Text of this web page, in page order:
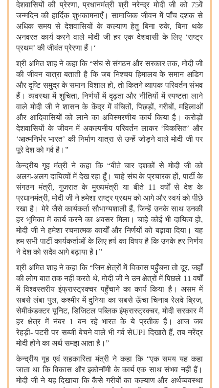
देशवासियों की प्रेरणा, प्रधानमंत्री श्री नरेन्द्र मोदी जी को 75वें
जन्मदिन की हार्दिक शुभकामनाएँ। सामाजिक जीवन में पाँच दशक से
अधिक समय से देशवासियों के कल्याण हेतु बिना रुके, बिना थके
अनवरत कार्य करने वाले मोदी जी हर एक देशवासी के लिए ‘राष्ट्र
प्रथम’ की जीवंत प्रेरणा हैं।‘
श्री अमित शाह ने कहा कि “संघ से संगठन और सरकार तक, मोदी जी
की जीवन यात्रा बताती है कि जब निश्चय हिमालय के समान अडिग
और दृष्टि समुद्र के समान विशाल हो, तो कितने व्यापक परिवर्तन संभव
हैं। व्यवस्था में शुचिता, निर्णयों में दृढ़ता और नीतियों में स्पष्टता लाने
वाले मोदी जी ने शासन के केंद्र में वंचितों, पिछड़ों, गरीबों, महिलाओं
और आदिवासियों को लाने का अविस्मरणीय कार्य किया है। करोड़ों
देशवासियों के जीवन में अकल्पनीय परिवर्तन लाकर ‘विकसित’ और
‘आत्मनिर्भर भारत’ की निर्माण यात्रा से उन्हें जोड़ने वाले मोदी जी पर
पूरे देश को गर्व है।”
केन्द्रीय गृह मंत्री ने कहा कि “बीते चार दशकों से मोदी जी को
अलग-अलग दायित्वों में देख रहा हूँ। चाहे संघ के प्रचारक हों, पार्टी के
संगठन मंत्री, गुजरात के मुख्यमंत्री या बीते 11 वर्षों से देश के
प्रधानमंत्री, मोदी जी ने हमेशा राष्ट्र प्रथम को आगे और स्वयं को पीछे
रखा है। मेरे जैसे कार्यकर्ता सौभाग्यशाली हैं, जिन्हें उनके साथ उनकी
हर भूमिका में कार्य करने का अवसर मिला। चाहे कोई भी दायित्व हो,
मोदी जी ने हमेशा रचनात्मक कार्यों और निर्णयों को बढ़ावा दिया। यह
हम सभी पार्टी कार्यकर्ताओं के लिए हर्ष का विषय है कि उनके हर निर्णय
ने देश को सदैव आगे बढ़ाया है।”
श्री अमित शाह ने कहा कि “जिन क्षेत्रों में विकास पहुँचना तो दूर, जहाँ
की लोग बात तक नहीं करते थे, मोदी जी ने उन क्षेत्रों में पिछले 11 वर्षों
में विश्वस्तरीय इंफ्रास्ट्रक्चर पहुँचाने का कार्य किया है। असम में
सबसे लंबा पुल, कश्मीर में दुनिया का सबसे ऊँचा चिनाब रेलवे ब्रिज,
सेमीकंडक्टर यूनिट, डिजिटल पब्लिक इंफ्रास्ट्रक्चर, मोदी सरकार में
हर क्षेत्र में नंबर 1 बन रहे भारत के ये प्रतीक हैं। आज जब
रेहड़ी- पटरी पर सब्जी बेचने वाले भी गर्व सेUPI दिखाते हैं, तब नरेंद्र
मोदी होने का अर्थ समझ आता है।”
केन्द्रीय गृह एवं सहकारिता मंत्री ने कहा कि “एक समय यह कहा
जाता था कि विकास और इकोनॉमी के कार्य एक साथ संभव नहीं हैं।
मोदी जी ने यह दिखाया कि कैसे गरीबों का कल्याण और अर्थव्यवस्था